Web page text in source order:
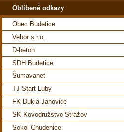
Oblíbené odkazy
Obec Budetice
Vebor s.r.o.
D-beton
SDH Budetice
Šumavanet
TJ Start Luby
FK Dukla Janovice
SK Kovodružstvo Strážov
Sokol Chudenice